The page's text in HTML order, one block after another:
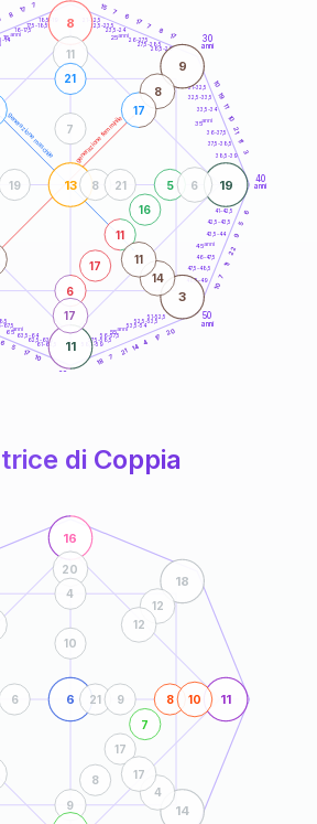
generazione maschile generazione femminile
30
anni
40
anni
50
anni
60
14
16-17,5
17,5-18,5
18,5-19 21-22,5
22,5-23,5
23,5-24
26-27,5
27,5-28,5
28,5-29
31-32,5
32,5-33,5
33,5-34
36-37,5
37,5-38,5
38,5-39
41-42,5
42,5-43,5
43,5-44
46-47,5
47,5-48,5
48,5-49
51-52,5
52,5-53,5
53,5-54
56-57,5
57,5-58,5
58,5-59
61-62,5
62,5-63,5
63,5-64
67,5
8
17
7 15
7
6
17
7
8
17
10
19
11
10
21
11
3
6
5
9
22
11
7
10
20
17
4
14
21
7
18
10
17
5
6
8
19
11
13
9
3
6
17
11
16
5
11
6
17
21
8 21
19
7
8
17
14
11
15 anni 25anni
35anni
45anni
55anni
65anni
di Coppia
16
11
6
18
14
9
8
17
7
8
20
10
4
21 9
6
10
12
12
4
17